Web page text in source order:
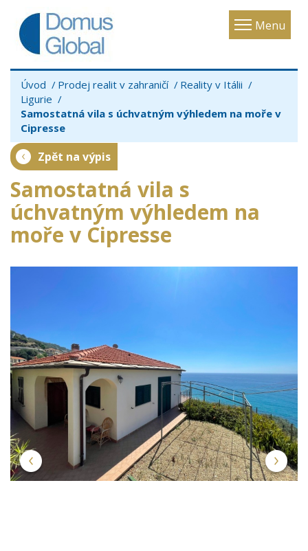
Menu
Toggle
Úvod Prodej realit v zahraničí
Reality v Itálii
Ligurie
Samostatná vila s úchvatným výhledem na moře v
Cipresse
Zpět na výpis
Samostatná vila s
úchvatným výhledem na
moře v Cipresse